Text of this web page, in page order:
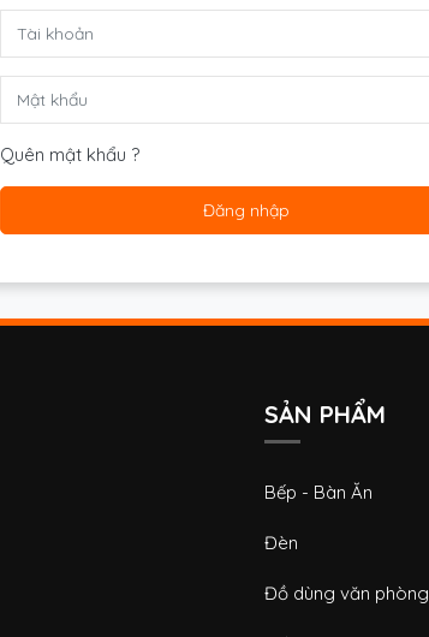
Quên mật khẩu ?
Đăng nhập
SẢN PHẨM
Bếp - Bàn Ăn
Đèn
Đồ dùng văn phòng